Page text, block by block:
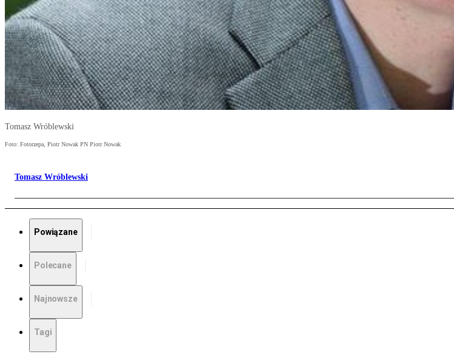
Tomasz Wróblewski
Foto: Fotorzepa, Piotr Nowak PN Piotr Nowak
Tomasz Wróblewski
Powiązane
Polecane
Najnowsze
Tagi